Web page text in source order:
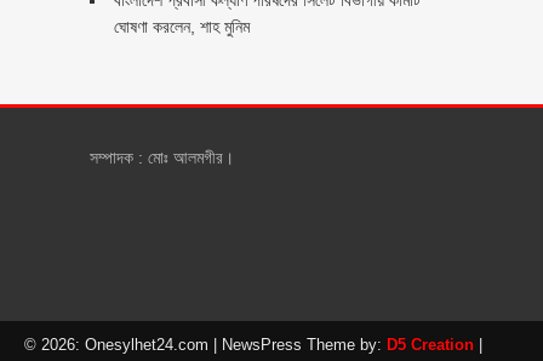
ঘোষণা করলেন, শাহ মুনিম
সম্পাদক : মোঃ আলমগীর।
© 2026: Onesylhet24.com | NewsPress Theme by: D5 Creation